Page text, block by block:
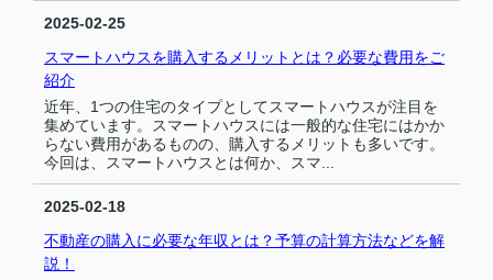
2025-02-25
スマートハウスを購入するメリットとは？必要な費用をご
紹介
近年、1つの住宅のタイプとしてスマートハウスが注目を
集めています。スマートハウスには一般的な住宅にはかか
らない費用があるものの、購入するメリットも多いです。
今回は、スマートハウスとは何か、スマ...
2025-02-18
不動産の購入に必要な年収とは？予算の計算方法などを解
説！